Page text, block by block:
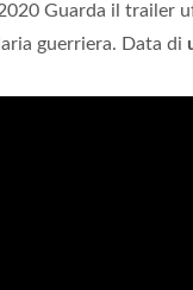
Guarda il trailer
guerriera. Data di